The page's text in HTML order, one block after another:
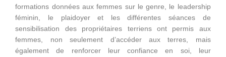
formations données aux femmes sur le genre, le leadership
féminin, le plaidoyer et les différentes séances de
sensibilisation des propriétaires terriens ont permis aux
femmes, non seulement d’accéder aux terres, mais
également de renforcer leur confiance en soi, leur